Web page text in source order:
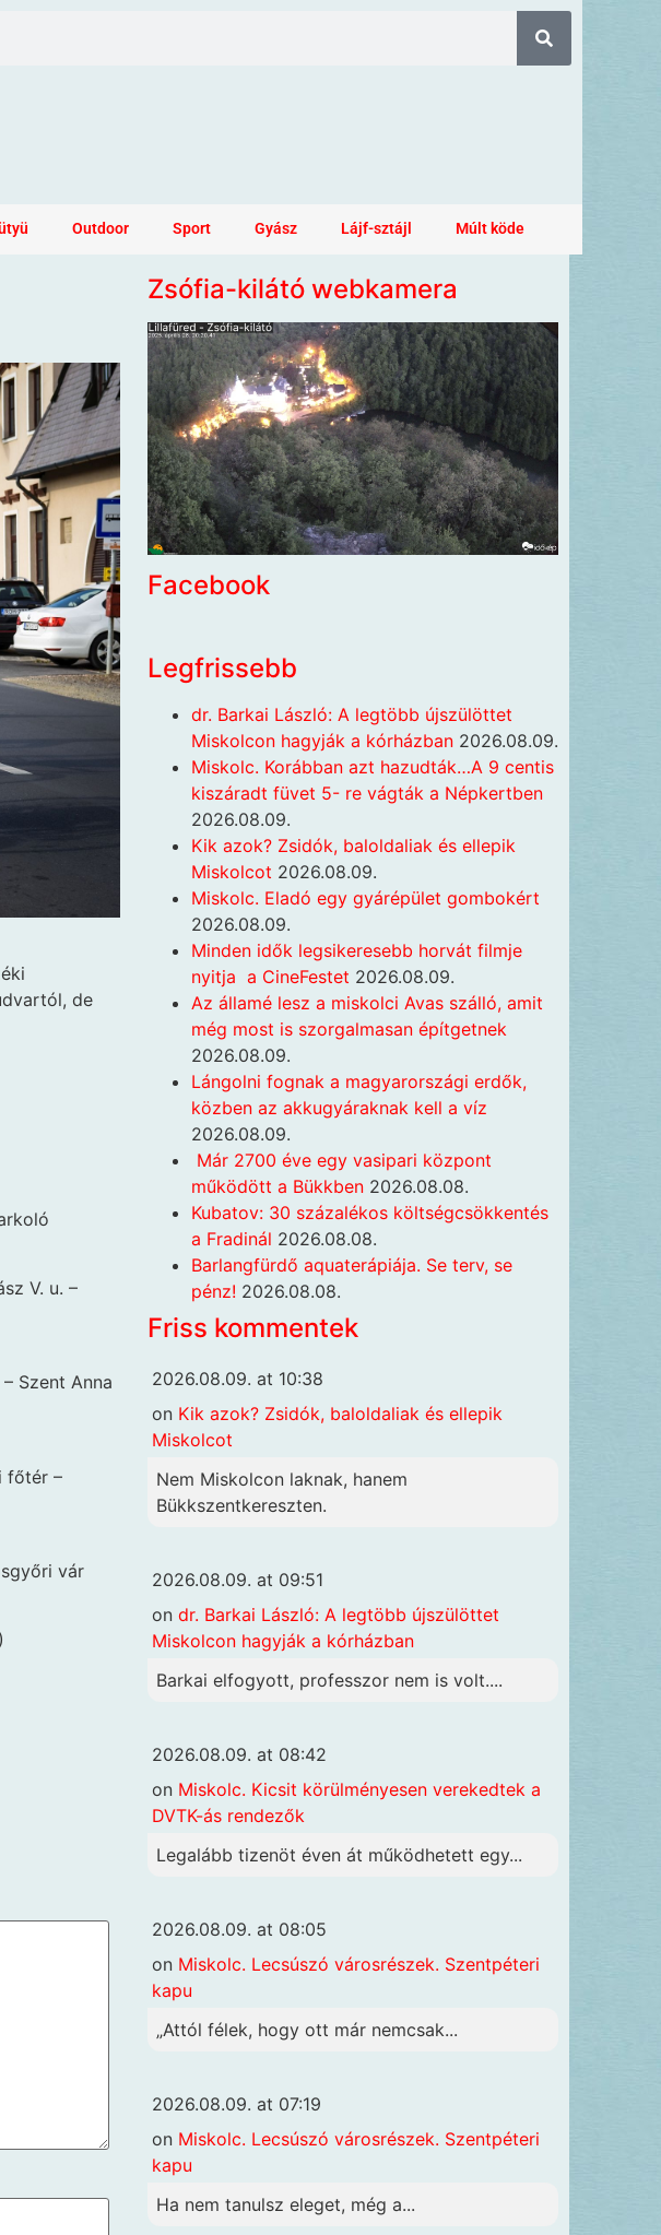
Outdoor Sport Gyász Lájf-sztájl Múlt köde
de
V. u. –
Szent Anna
főtér –
vár
Zsófia-kilátó webkamera
Facebook
Legfrissebb
dr. Barkai László: A legtöbb újszülöttet
Miskolcon hagyják a kórházban 2026.08.09.
Miskolc. Korábban azt hazudták…A 9 centis
kiszáradt füvet 5- re vágták a Népkertben
2026.08.09.
Kik azok? Zsidók, baloldaliak és ellepik
Miskolcot 2026.08.09.
Miskolc. Eladó egy gyárépület gombokért
2026.08.09.
Minden idők legsikeresebb horvát filmje
nyitja a CineFestet 2026.08.09.
Az államé lesz a miskolci Avas szálló, amit
még most is szorgalmasan építgetnek
2026.08.09.
Lángolni fognak a magyarországi erdők,
közben az akkugyáraknak kell a víz
2026.08.09.
Már 2700 éve egy vasipari központ
működött a Bükkben 2026.08.08.
Kubatov: 30 százalékos költségcsökkentés
a Fradinál 2026.08.08.
Barlangfürdő aquaterápiája. Se terv, se
pénz! 2026.08.08.
Friss kommentek
2026.08.09. at 10:38
on Kik azok? Zsidók, baloldaliak és ellepik
Miskolcot
Nem Miskolcon laknak, hanem
Bükkszentkereszten.
2026.08.09. at 09:51
on dr. Barkai László: A legtöbb újszülöttet
Miskolcon hagyják a kórházban
Barkai elfogyott, professzor nem is volt....
2026.08.09. at 08:42
on Miskolc. Kicsit körülményesen verekedtek a
DVTK-ás rendezők
Legalább tizenöt éven át működhetett egy...
2026.08.09. at 08:05
on Miskolc. Lecsúszó városrészek. Szentpéteri
kapu
„Attól félek, hogy ott már nemcsak...
2026.08.09. at 07:19
on Miskolc. Lecsúszó városrészek. Szentpéteri
kapu
Ha nem tanulsz eleget, még a...